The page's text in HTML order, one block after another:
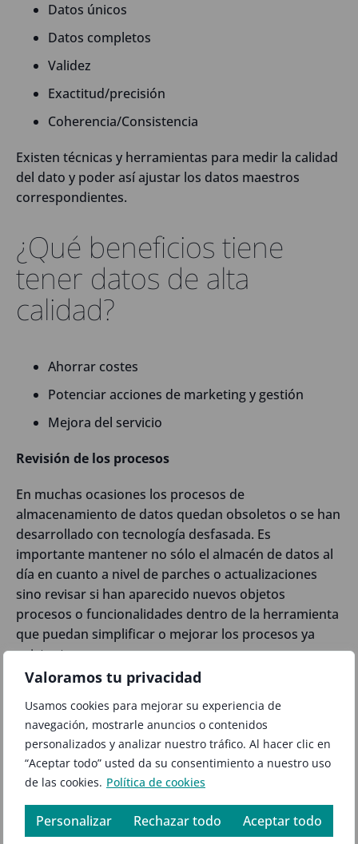
Valoramos tu privacidad
Usamos cookies para mejorar su experiencia de
navegación, mostrarle anuncios o contenidos
personalizados y analizar nuestro tráfico. Al hacer clic en
“Aceptar todo” usted da su consentimiento a nuestro uso
de las cookies. Política de cookies
Personalizar Rechazar todo Aceptar todo
Datos únicos
Datos completos
Validez
Exactitud/precisión
Coherencia/Consistencia
Existen técnicas y herramientas para medir la calidad
del dato y poder así ajustar los datos maestros
correspondientes.
¿Qué beneficios tiene
tener datos de alta
calidad?
Ahorrar costes
Potenciar acciones de marketing y gestión
Mejora del servicio
Revisión de los procesos
En muchas ocasiones los procesos de
almacenamiento de datos quedan obsoletos o se han
desarrollado con tecnología desfasada. Es
importante mantener no sólo el almacén de datos al
día en cuanto a nivel de parches o actualizaciones
sino revisar si han aparecido nuevos objetos
procesos o funcionalidades dentro de la herramienta
que puedan simplificar o mejorar los procesos ya
existentes.
Los beneficios asociados a tener los procesos al día
son:
Mayor control del sistema
Arquitectura óptima sin redundancia de datos
Mejora del rendimiento
Mejora de la usabilidad y experiencia de usuario